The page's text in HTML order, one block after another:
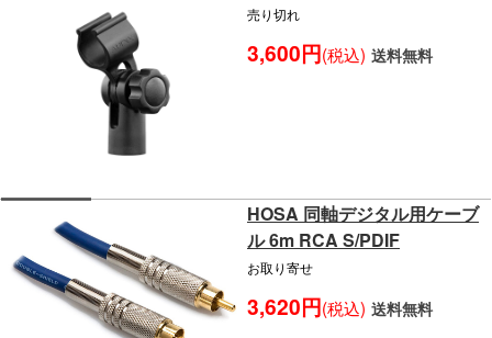
売り切れ
3,600円(税込) 送料無料
HOSA 同軸デジタル用ケーブ
ル 6m RCA S/PDIF
お取り寄せ
3,620円(税込) 送料無料